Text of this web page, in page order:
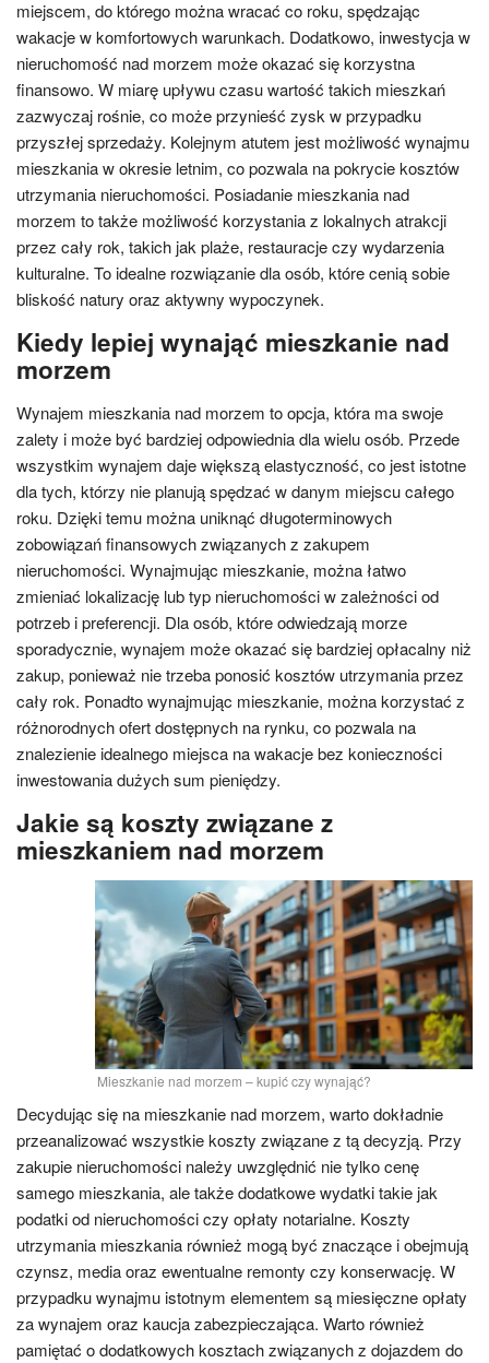
miejscem, do którego można wracać co roku, spędzając
wakacje w komfortowych warunkach. Dodatkowo, inwestycja w
nieruchomość nad morzem może okazać się korzystna
finansowo. W miarę upływu czasu wartość takich mieszkań
zazwyczaj rośnie, co może przynieść zysk w przypadku
przyszłej sprzedaży. Kolejnym atutem jest możliwość wynajmu
mieszkania w okresie letnim, co pozwala na pokrycie kosztów
utrzymania nieruchomości. Posiadanie mieszkania nad
morzem to także możliwość korzystania z lokalnych atrakcji
przez cały rok, takich jak plaże, restauracje czy wydarzenia
kulturalne. To idealne rozwiązanie dla osób, które cenią sobie
bliskość natury oraz aktywny wypoczynek.
Kiedy lepiej wynająć mieszkanie nad
morzem
Wynajem mieszkania nad morzem to opcja, która ma swoje
zalety i może być bardziej odpowiednia dla wielu osób. Przede
wszystkim wynajem daje większą elastyczność, co jest istotne
dla tych, którzy nie planują spędzać w danym miejscu całego
roku. Dzięki temu można uniknąć długoterminowych
zobowiązań finansowych związanych z zakupem
nieruchomości. Wynajmując mieszkanie, można łatwo
zmieniać lokalizację lub typ nieruchomości w zależności od
potrzeb i preferencji. Dla osób, które odwiedzają morze
sporadycznie, wynajem może okazać się bardziej opłacalny niż
zakup, ponieważ nie trzeba ponosić kosztów utrzymania przez
cały rok. Ponadto wynajmując mieszkanie, można korzystać z
różnorodnych ofert dostępnych na rynku, co pozwala na
znalezienie idealnego miejsca na wakacje bez konieczności
inwestowania dużych sum pieniędzy.
Jakie są koszty związane z
mieszkaniem nad morzem
Mieszkanie nad morzem – kupić czy wynająć?
Decydując się na mieszkanie nad morzem, warto dokładnie
przeanalizować wszystkie koszty związane z tą decyzją. Przy
zakupie nieruchomości należy uwzględnić nie tylko cenę
samego mieszkania, ale także dodatkowe wydatki takie jak
podatki od nieruchomości czy opłaty notarialne. Koszty
utrzymania mieszkania również mogą być znaczące i obejmują
czynsz, media oraz ewentualne remonty czy konserwację. W
przypadku wynajmu istotnym elementem są miesięczne opłaty
za wynajem oraz kaucja zabezpieczająca. Warto również
pamiętać o dodatkowych kosztach związanych z dojazdem do